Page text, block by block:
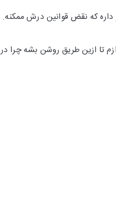
داره که نقض قوانین درش ممکنه.‌
ازین طریق روشن بشه چرا در